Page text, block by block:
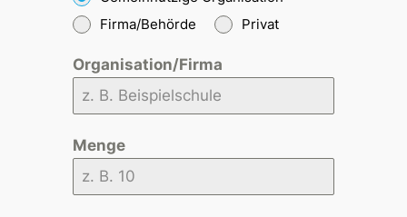
Firma/Behörde
Privat
Organisation/Firma
Menge